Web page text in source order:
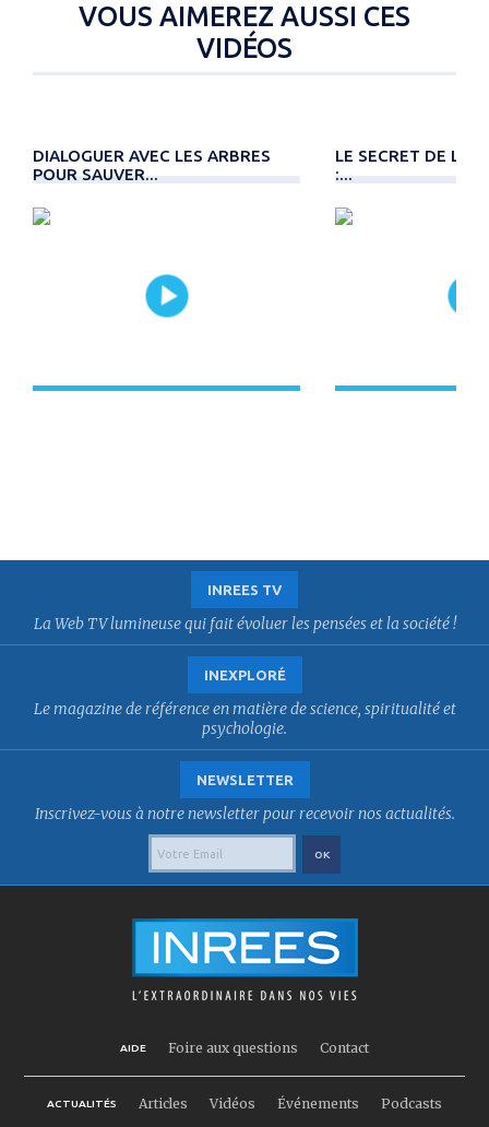
VOUS AIMEREZ AUSSI CES
VIDÉOS
DIALOGUER AVEC LES ARBRES
POUR SAUVER...
LE SECRET DE
:...
INREES TV
La Web TV lumineuse qui fait évoluer les pensées et la société !
INEXPLORÉ
Le magazine de référence en matière de science, spiritualité et
psychologie.
NEWSLETTER
Inscrivez-vous à notre newsletter pour recevoir nos actualités.
AIDE Foire aux questions Contact
ACTUALITÉS Articles Vidéos Événements Podcasts